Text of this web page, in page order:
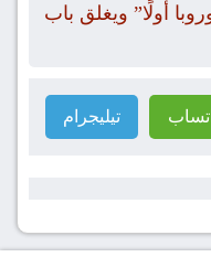
أولًا” ويغلق باب
تيليجرام